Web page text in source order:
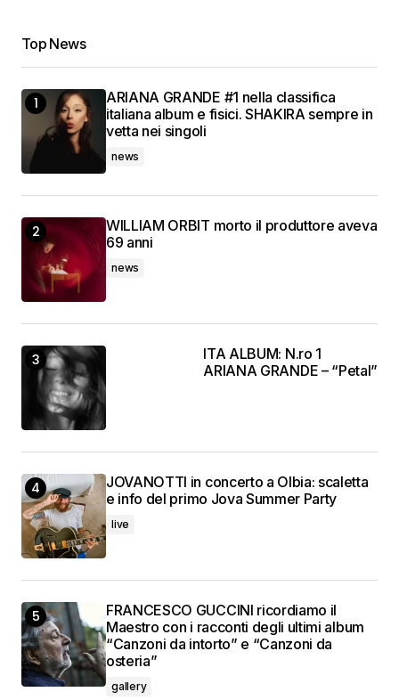
Top News
ARIANA GRANDE #1 nella classifica
italiana album e fisici. SHAKIRA sempre in
vetta nei singoli
news
WILLIAM ORBIT morto il produttore aveva
69 anni
news
ITA ALBUM: N.ro 1
ARIANA GRANDE – “Petal”
JOVANOTTI in concerto a Olbia: scaletta
e info del primo Jova Summer Party
live
FRANCESCO GUCCINI ricordiamo il
Maestro con i racconti degli ultimi album
“Canzoni da intorto” e “Canzoni da
osteria”
gallery